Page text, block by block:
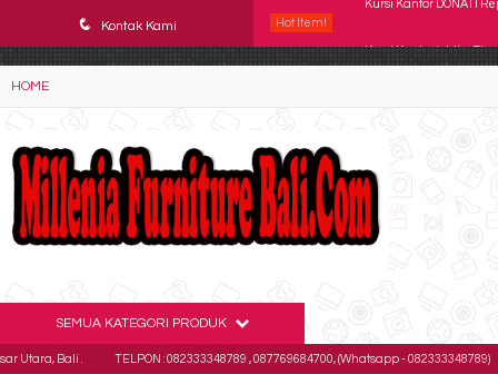
q
Kontak Kami Hot Item!
Kursi Staff Tiger T 201 H
HOME
SEMUA KATEGORI PRODUK
. TELPON : 082333348789 , 087769684700, (Whatsapp - 082333348789) Email